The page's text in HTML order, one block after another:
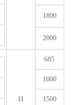
1800
2000
11
685
1000
1500